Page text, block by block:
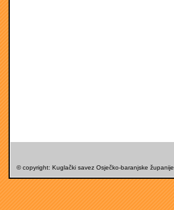
© copyright: Kuglački savez Osječko-baranjske županije